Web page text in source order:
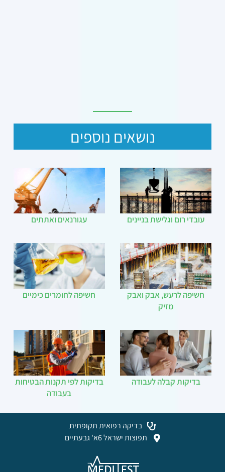
נושאים נוספים
עובדי רום וגלישת בניינים עגורנאים ואתתים
חשיפה לרעש, אבק ואבק
מזיק
חשיפה לחומרים כימיים
בדיקות קבלה לעבודה
בדיקות לפי תקנות הבטיחות
בעבודה
בדיקה רפואית תקופתית
תפוצות ישראל 6א' גבעתיים